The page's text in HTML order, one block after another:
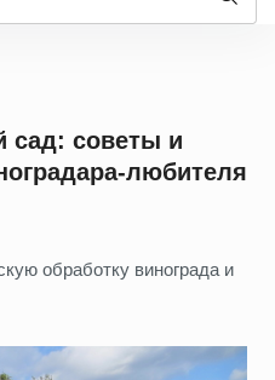
сад: советы и
любителя
обработку винограда и